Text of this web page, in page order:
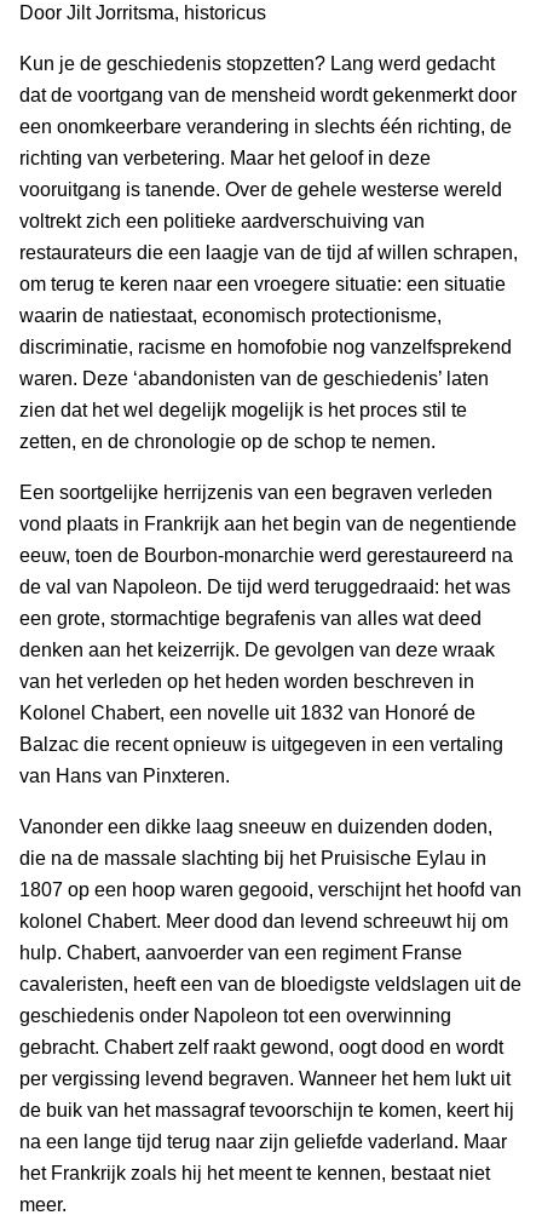
Door Jilt Jorritsma, historicus
Kun je de geschiedenis stopzetten? Lang werd gedacht
dat de voortgang van de mensheid wordt gekenmerkt door
een onomkeerbare verandering in slechts één richting, de
richting van verbetering. Maar het geloof in deze
vooruitgang is tanende. Over de gehele westerse wereld
voltrekt zich een politieke aardverschuiving van
restaurateurs die een laagje van de tijd af willen schrapen,
om terug te keren naar een vroegere situatie: een situatie
waarin de natiestaat, economisch protectionisme,
discriminatie, racisme en homofobie nog vanzelfsprekend
waren. Deze ‘abandonisten van de geschiedenis’ laten
zien dat het wel degelijk mogelijk is het proces stil te
zetten, en de chronologie op de schop te nemen.
Een soortgelijke herrijzenis van een begraven verleden
vond plaats in Frankrijk aan het begin van de negentiende
eeuw, toen de Bourbon-monarchie werd gerestaureerd na
de val van Napoleon. De tijd werd teruggedraaid: het was
een grote, stormachtige begrafenis van alles wat deed
denken aan het keizerrijk. De gevolgen van deze wraak
van het verleden op het heden worden beschreven in
Kolonel Chabert, een novelle uit 1832 van Honoré de
Balzac die recent opnieuw is uitgegeven in een vertaling
van Hans van Pinxteren.
Vanonder een dikke laag sneeuw en duizenden doden,
die na de massale slachting bij het Pruisische Eylau in
1807 op een hoop waren gegooid, verschijnt het hoofd van
kolonel Chabert. Meer dood dan levend schreeuwt hij om
hulp. Chabert, aanvoerder van een regiment Franse
cavaleristen, heeft een van de bloedigste veldslagen uit de
geschiedenis onder Napoleon tot een overwinning
gebracht. Chabert zelf raakt gewond, oogt dood en wordt
per vergissing levend begraven. Wanneer het hem lukt uit
de buik van het massagraf tevoorschijn te komen, keert hij
na een lange tijd terug naar zijn geliefde vaderland. Maar
het Frankrijk zoals hij het meent te kennen, bestaat niet
meer.